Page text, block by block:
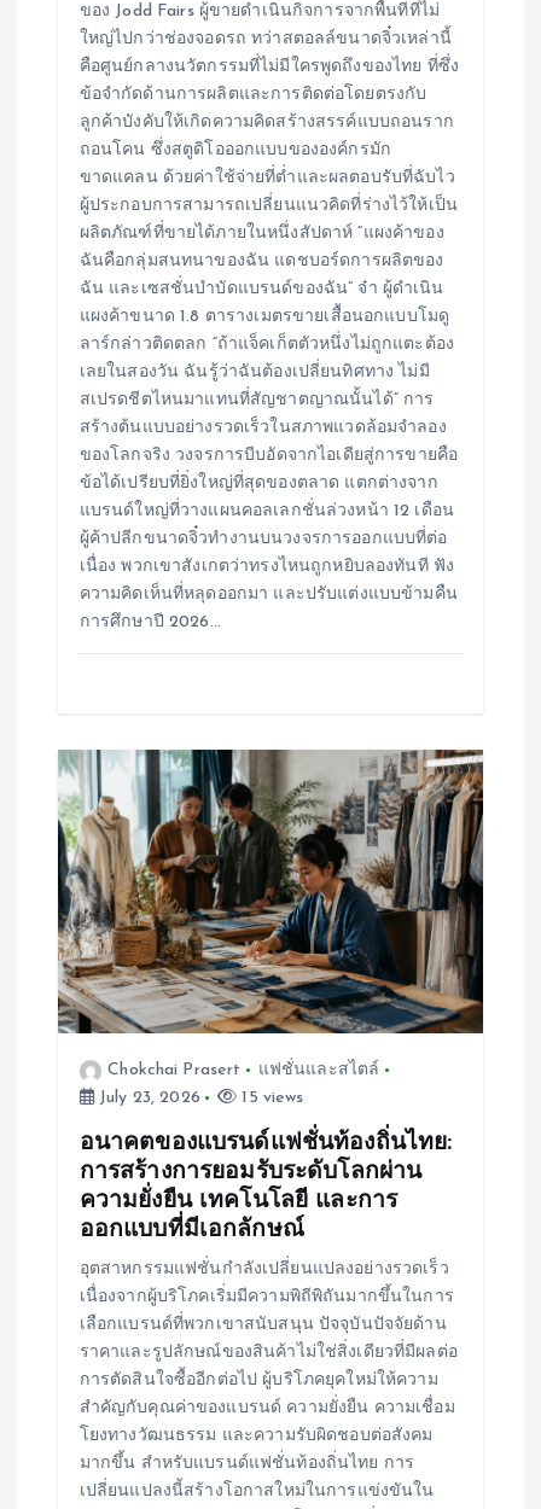
ของ Jodd Fairs ผู้ขายดำเนินกิจการจากพื้นที่ที่ไม่
ใหญ่ไปกว่าช่องจอดรถ ทว่าสตอลล์ขนาดจิ๋วเหล่านี้
คือศูนย์กลางนวัตกรรมที่ไม่มีใครพูดถึงของไทย ที่ซึ่ง
ข้อจำกัดด้านการผลิตและการติดต่อโดยตรงกับ
ลูกค้าบังคับให้เกิดความคิดสร้างสรรค์แบบถอนราก
ถอนโคน ซึ่งสตูดิโอออกแบบขององค์กรมัก
ขาดแคลน ด้วยค่าใช้จ่ายที่ต่ำและผลตอบรับที่ฉับไว
ผู้ประกอบการสามารถเปลี่ยนแนวคิดที่ร่างไว้ให้เป็น
ผลิตภัณฑ์ที่ขายได้ภายในหนึ่งสัปดาห์ “แผงค้าของ
ฉันคือกลุ่มสนทนาของฉัน แดชบอร์ดการผลิตของ
ฉัน และเซสชั่นบำบัดแบรนด์ของฉัน” จ๋า ผู้ดำเนิน
แผงค้าขนาด 1.8 ตารางเมตรขายเสื้อนอกแบบโมดู
ลาร์กล่าวติดตลก “ถ้าแจ็คเก็ตตัวหนึ่งไม่ถูกแตะต้อง
เลยในสองวัน ฉันรู้ว่าฉันต้องเปลี่ยนทิศทาง ไม่มี
สเปรดชีตไหนมาแทนที่สัญชาตญาณนั้นได้” การ
สร้างต้นแบบอย่างรวดเร็วในสภาพแวดล้อมจำลอง
ของโลกจริง วงจรการบีบอัดจากไอเดียสู่การขายคือ
ข้อได้เปรียบที่ยิ่งใหญ่ที่สุดของตลาด แตกต่างจาก
แบรนด์ใหญ่ที่วางแผนคอลเลกชั่นล่วงหน้า 12 เดือน
ผู้ค้าปลีกขนาดจิ๋วทำงานบนวงจรการออกแบบที่ต่อ
เนื่อง พวกเขาสังเกตว่าทรงไหนถูกหยิบลองทันที ฟัง
ความคิดเห็นที่หลุดออกมา และปรับแต่งแบบข้ามคืน
การศึกษาปี 2026…
Chokchai Prasert
แฟชั่นและสไตล์
July 23, 2026
15 views
อนาคตของแบรนด์แฟชั่นท้องถิ่นไทย:
การสร้างการยอมรับระดับโลกผ่าน
ความยั่งยืน เทคโนโลยี และการ
ออกแบบที่มีเอกลักษณ์
อุตสาหกรรมแฟชั่นกำลังเปลี่ยนแปลงอย่างรวดเร็ว
เนื่องจากผู้บริโภคเริ่มมีความพิถีพิถันมากขึ้นในการ
เลือกแบรนด์ที่พวกเขาสนับสนุน ปัจจุบันปัจจัยด้าน
ราคาและรูปลักษณ์ของสินค้าไม่ใช่สิ่งเดียวที่มีผลต่อ
การตัดสินใจซื้ออีกต่อไป ผู้บริโภคยุคใหม่ให้ความ
สำคัญกับคุณค่าของแบรนด์ ความยั่งยืน ความเชื่อม
โยงทางวัฒนธรรม และความรับผิดชอบต่อสังคม
มากขึ้น สำหรับแบรนด์แฟชั่นท้องถิ่นไทย การ
เปลี่ยนแปลงนี้สร้างโอกาสใหม่ในการแข่งขันใน